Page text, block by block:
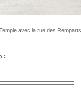
avec la rue des Remparts
: